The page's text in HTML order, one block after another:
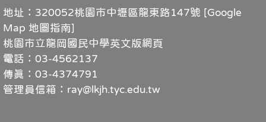
地址：320052桃園市中壢區龍東路147號 [Google
Map 地圖指南]
桃園市立龍岡國民中學英文版網頁
電話：03-4562137
傳真：03-4374791
管理員信箱：ray@lkjh.tyc.edu.tw